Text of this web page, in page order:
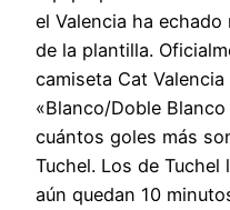
el Valencia ha
de la plantilla.
camiseta Cat
«Blanco/Doble
cuántos goles más
Tuchel. Los de
aún quedan 10